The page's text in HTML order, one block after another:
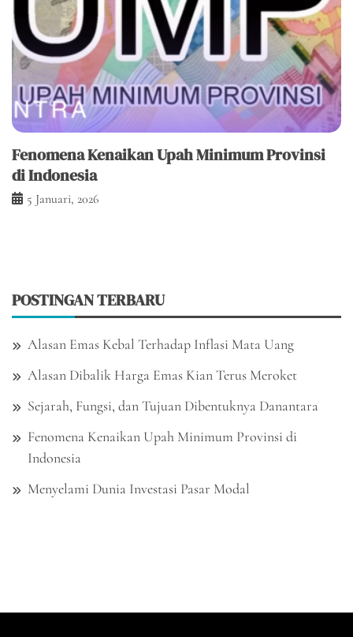
Fenomena Kenaikan Upah Minimum Provinsi
di Indonesia
5 Januari, 2026
POSTINGAN TERBARU
Alasan Emas Kebal Terhadap Inflasi Mata Uang
Alasan Dibalik Harga Emas Kian Terus Meroket
Sejarah, Fungsi, dan Tujuan Dibentuknya Danantara
Fenomena Kenaikan Upah Minimum Provinsi di
Indonesia
Menyelami Dunia Investasi Pasar Modal